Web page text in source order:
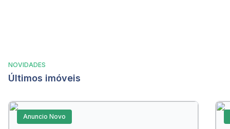
NOVIDADES
Últimos imóveis
Anuncio Novo